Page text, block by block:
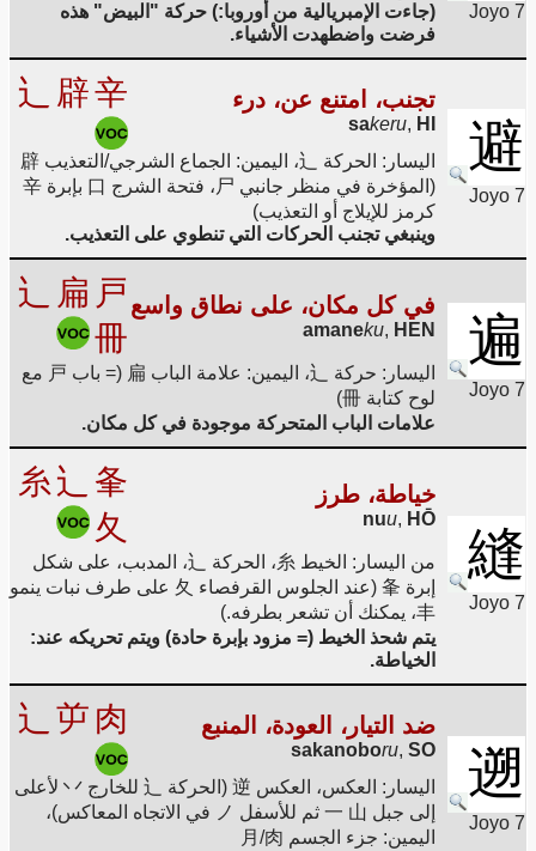
Joyo 7
(جاءت الإمبريالية من أوروبا:) حركة "البيض" هذه
فرضت واضطهدت الأشياء.
避
Joyo 7
تجنب، امتنع عن، درء
sakeru, HI
辶 辟辛
اليسار: الحركة 辶، اليمين: الجماع الشرجي/التعذيب 辟
(المؤخرة في منظر جانبي 尸، فتحة الشرج 口 بإبرة 辛
كرمز للإيلاج أو التعذيب)
وينبغي تجنب الحركات التي تنطوي على التعذيب.
遍
Joyo 7
في كل مكان، على نطاق واسع
amaneku, HEN
辶 扁 戸
冊
اليسار: حركة 辶، اليمين: علامة الباب 扁 (= باب 戸 مع
لوح كتابة 冊)
علامات الباب المتحركة موجودة في كل مكان.
縫
Joyo 7
خياطة، طرز
nuu, HŌ
糸辶
夆
夂
من اليسار: الخيط 糸، الحركة 辶، المدبب، على شكل
إبرة 夆 (عند الجلوس القرفصاء 夂 على طرف نبات ينمو
丰، يمكنك أن تشعر بطرفه.)
يتم شحذ الخيط (= مزود بإبرة حادة) ويتم تحريكه عند:
الخياطة.
遡
Joyo 7
ضد التيار، العودة، المنبع
sakanoboru, SO
辶 屰 肉
اليسار: العكس، العكس 逆 (الحركة 辶 للخارج 丷 لأعلى
إلى جبل 一 山 ثم للأسفل ノ في الاتجاه المعاكس)،
اليمين: جزء الجسم 月/肉